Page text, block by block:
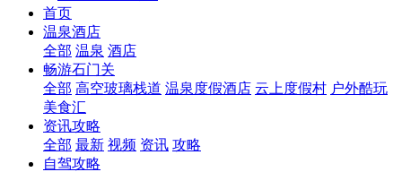
首页
温泉酒店
全部 温泉 酒店
畅游石门关
全部 高空玻璃栈道 温泉度假酒店 云上度假村 户外酷玩
美食汇
资讯攻略
全部 最新 视频 资讯 攻略
自驾攻略